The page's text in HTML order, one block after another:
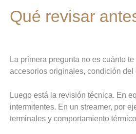
Qué revisar
La primera pregunta no es cuánto
accesorios originales, condición
Luego está la revisión técnica. En
intermitentes. En un streamer, por
terminales y comportamiento